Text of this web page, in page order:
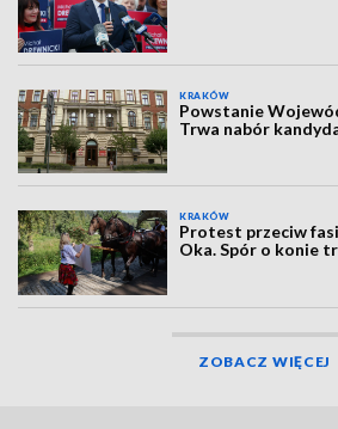
KRAKÓW
Powstanie
Trwa nabór
KRAKÓW
Protest przeciw
Oka. Spór o konie
ZOBACZ WIĘCEJ